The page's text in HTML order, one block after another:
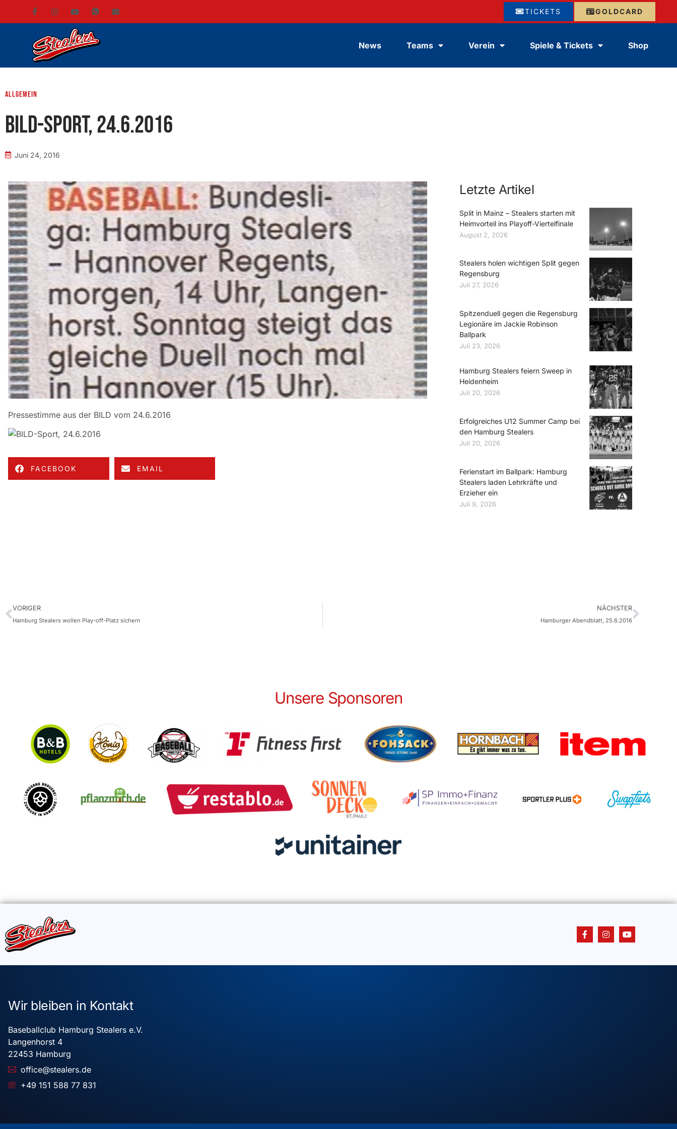
GOLDCARD
TICKETS
News Teams Verein Spiele & Tickets Shop
Allgemein
BILD-Sport, 24.6.2016
Juni 24, 2016
Pressestimme aus der BILD vom 24.6.2016
FACEBOOK EMAIL
Letzte Artikel
Split in Mainz – Stealers starten mit
Heimvorteil ins Playoff-Viertelfinale
August 2, 2026
Stealers holen wichtigen Split gegen
Regensburg
Juli 27, 2026
Spitzenduell gegen die Regensburg
Legionäre im Jackie Robinson
Ballpark
Juli 23, 2026
Hamburg Stealers feiern Sweep in
Heidenheim
Juli 20, 2026
Erfolgreiches U12 Summer Camp bei
den Hamburg Stealers
Juli 20, 2026
Ferienstart im Ballpark: Hamburg
Stealers laden Lehrkräfte und
Erzieher ein
Juli 9, 2026
VORIGER
Hamburg Stealers wollen Play-off-Platz sichern
NÄCHSTER
Hamburger Abendblatt, 25.6.2016
Unsere Sponsoren
Wir bleiben in Kontakt
Baseballclub Hamburg Stealers e.V.
Langenhorst 4
22453 Hamburg
office@stealers.de
+49 151 588 77 831